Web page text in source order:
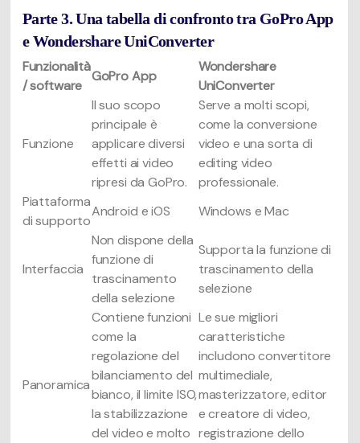
Parte 3. Una tabella di confronto tra GoPro App
e Wondershare UniConverter
Funzionalità
/ software
GoPro App
Wondershare
UniConverter
Funzione
Il suo scopo
principale è
applicare diversi
effetti ai video
ripresi da GoPro.
Serve a molti scopi,
come la conversione
video e una sorta di
editing video
professionale.
Piattaforma
di supporto
Android e iOS Windows e Mac
Interfaccia
Non dispone della
funzione di
trascinamento
della selezione
Supporta la funzione di
trascinamento della
selezione
Panoramica
Contiene funzioni
come la
regolazione del
bilanciamento del
bianco, il limite ISO,
la stabilizzazione
del video e molto
Le sue migliori
caratteristiche
includono convertitore
multimediale,
masterizzatore, editor
e creatore di video,
registrazione dello